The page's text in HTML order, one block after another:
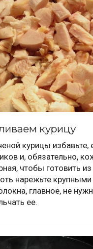
курицу
курицы избавьте,
и, обязательно,
чтобы готовить из
нарежьте
главное, не
ее.